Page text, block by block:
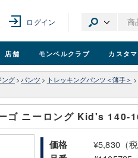
ログイン
店舗 モンベルクラブ カスタ
ング > パンツ > トレッキングパンツ＜薄手＞ >
ゴ ニーロング Kid's 140-
価格 ¥5,830（税